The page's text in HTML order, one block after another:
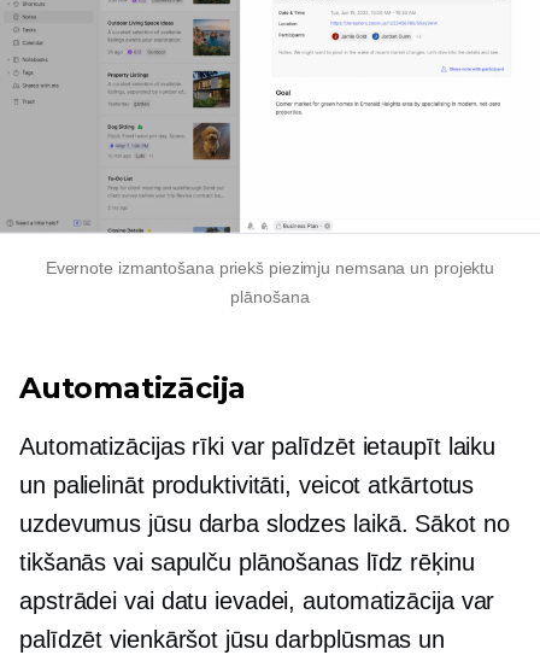
Evernote izmantošana priekš piezimju nemsana un projektu
plānošana
Automatizācija
Automatizācijas rīki var palīdzēt ietaupīt laiku
un palielināt produktivitāti, veicot atkārtotus
uzdevumus jūsu darba slodzes laikā. Sākot no
tikšanās vai sapulču plānošanas līdz rēķinu
apstrādei vai datu ievadei, automatizācija var
palīdzēt vienkāršot jūsu darbplūsmas un